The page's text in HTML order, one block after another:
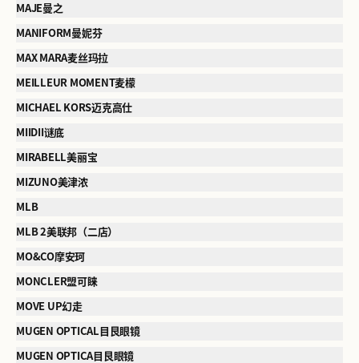
MAJE曼之
MANIFORM曼妮芬
MAX MARA麦丝玛拉
MEILLEUR MOMENT麦檬
MICHAEL KORS迈克高仕
MIIDII谜底
MIRABELL美丽宝
MIZUNO美津浓
MLB
MLB 2美联邦（二店）
MO&CO摩安珂
MONCLER盟可睐
MOVE UP幻走
MUGEN OPTICAL目艮眼镜
MUGEN OPTICA目艮眼镜